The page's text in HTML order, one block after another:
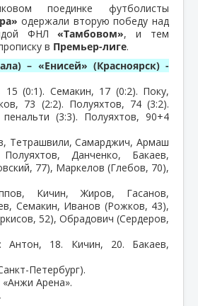
поединке футболисты
одержали вторую победу над
ФНЛ«Тамбовом», и тем
в Премьер-лиге.
– «Енисей» (Красноярск) -
15 (0:1). Семакин, 17 (0:2). Поку,
73 (2:2). Полуяхтов, 74 (3:2).
(3:3). Полуяхтов, 90+4
Тетрашвили, Самарджич, Армаш
Данченко, Бакаев,
77), Маркелов (Глебов, 70),
Кичин, Жиров, Гасанов,
Семакин, Иванов (Рожков, 43),
52), Обрадович (Сердеров,
: Антон, 18. Кичин, 20. Бакаев,
Петербург).
«Анжи Арена».